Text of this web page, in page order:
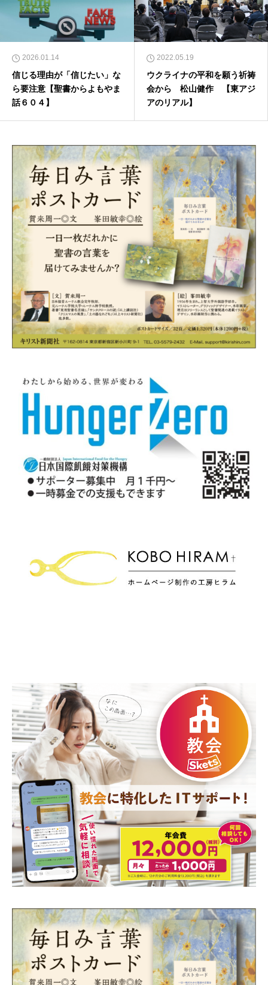
2026.01.14
信じる理由が「信じたい」な
ら要注意【聖書からよもやま
話６０４】
2022.05.19
ウクライナの平和を願う祈祷
会から 松山健作 【東アジ
アのリアル】